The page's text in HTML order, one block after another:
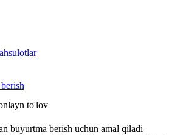
to'lov
buyurtma berish uchun amal qiladi